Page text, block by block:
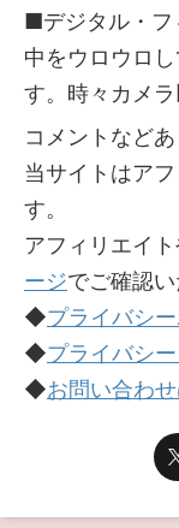
■デジタル・フ
中をウロウロ
す。時々カメラ
コメントなど
当サイトはア
す。
アフィリエイ
ージでご確認
◆プライバシ
◆プライバシ
◆お問い合わ